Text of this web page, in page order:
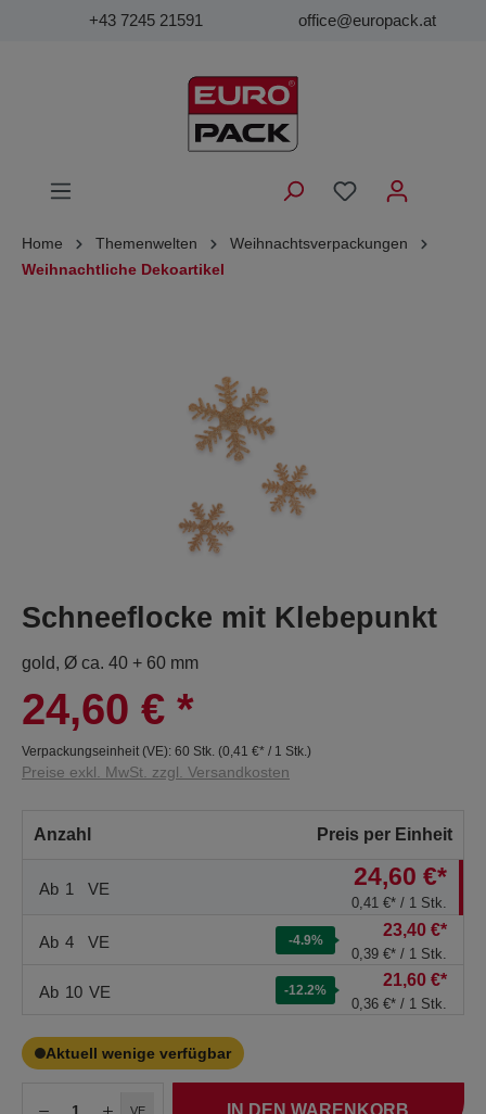
+43 7245 21591 office@europack.at
Home Themenwelten
Weihnachtsverpackungen
Weihnachtliche Dekoartikel
Schneeflocke mit Klebepunkt
gold, Ø ca. 40 + 60 mm
24,60 € *
Verpackungseinheit (VE): 60 Stk. (0,41 €* / 1 Stk.)
Preise exkl. MwSt. zzgl. Versandkosten
Anzahl Preis per Einheit
Ab 1 VE 24,60 €*
0,41 €* / 1 Stk.
Ab 4 VE -4.9%
23,40 €*
0,39 €* / 1 Stk.
Ab 10 VE -12.2%
21,60 €*
0,36 €* / 1 Stk.
Aktuell wenige verfügbar
VE